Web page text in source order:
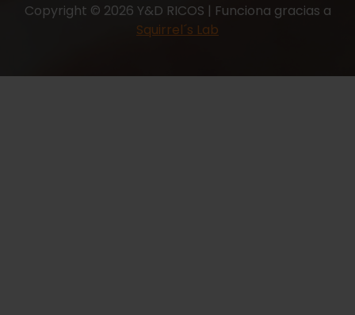
Copyright © 2026 Y&D RICOS | Funciona gracias a
Squirrel´s Lab